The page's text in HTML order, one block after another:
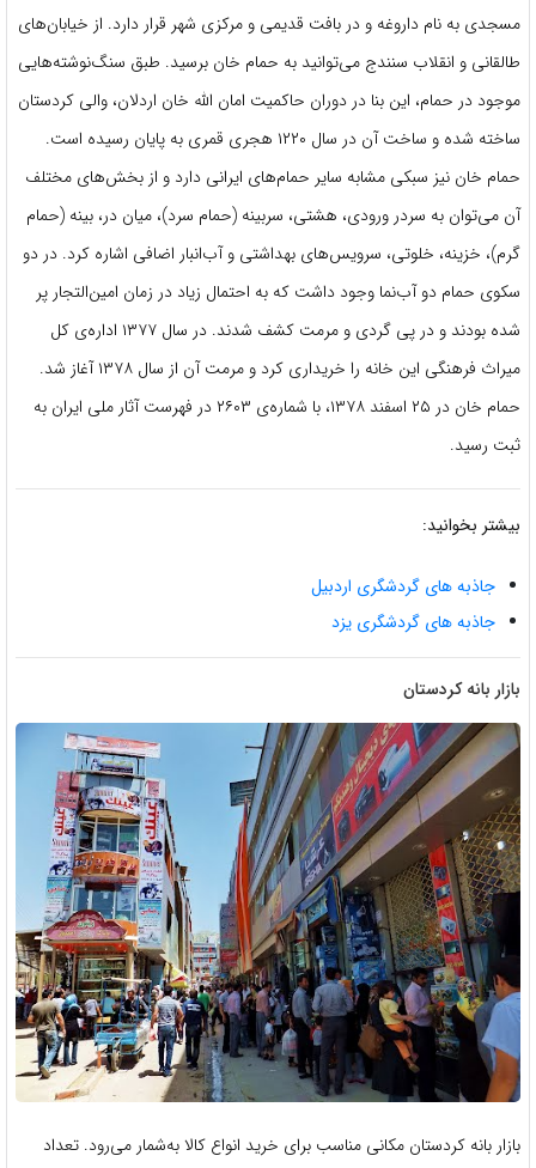
مسجدی به نام داروغه و در بافت قدیمی و مرکزی شهر قرار دارد. از خیابان‌های
طالقانی و انقلاب سنندج می‌توانید به حمام خان برسید. طبق سنگ‌نوشته‌هایی
موجود در حمام، این بنا در دوران حاکمیت امان الله خان اردلان، والی کردستان
ساخته شده و ساخت آن در سال ۱۲۲۰ هجری قمری به پایان رسیده است.
حمام خان نیز سبکی مشابه سایر حمام‌های ایرانی دارد و از بخش‌های مختلف
آن می‌توان به سردر ورودی، هشتی، سربینه (حمام سرد)، میان در، بینه (حمام
گرم)، خزینه، خلوتی، سرویس‌های بهداشتی و آب‌انبار اضافی اشاره کرد. در دو
سکوی حمام دو آب‌نما وجود داشت که به احتمال زیاد در زمان امین‌التجار پر
شده بودند و در پی گردی و مرمت کشف شدند. در سال ۱۳۷۷ اداره‌ی کل
میراث فرهنگی این خانه را خریداری کرد و مرمت آن از سال ۱۳۷۸ آغاز شد.
حمام خان در ۲۵ اسفند ۱۳۷۸، با شماره‌ی ۲۶۰۳ در فهرست آثار ملی ایران به
ثبت رسید.
بیشتر بخوانید:
جاذبه های گردشگری اردبیل
جاذبه های گردشگری یزد
بازار بانه کردستان
بازار بانه کردستان مکانی مناسب برای خرید انواع کالا به‌شمار می‌رود. تعداد